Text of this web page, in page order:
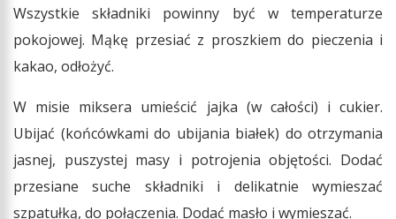
Wszystkie składniki powinny być w temperaturze
pokojowej. Mąkę przesiać z proszkiem do pieczenia i
kakao, odłożyć.
W misie miksera umieścić jajka (w całości) i cukier.
Ubijać (końcówkami do ubijania białek) do otrzymania
jasnej, puszystej masy i potrojenia objętości. Dodać
przesiane suche składniki i delikatnie wymieszać
szpatułką, do połączenia. Dodać masło i wymieszać.